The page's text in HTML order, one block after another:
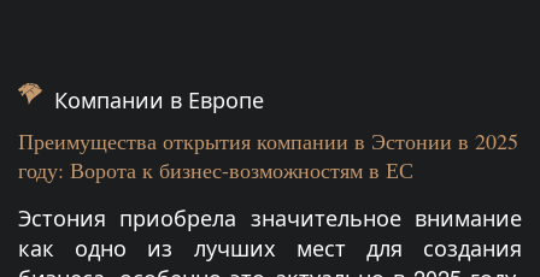
Компании в Европе
Преимущества открытия компании в Эстонии в 2025
году: Ворота к бизнес-возможностям в ЕС
Эстония приобрела значительное внимание
как одно из лучших мест для создания